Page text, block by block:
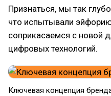
Признаться, мы так
что испытывали
соприкасаемся с новой
цифровых технологий.
Ключевая концепция